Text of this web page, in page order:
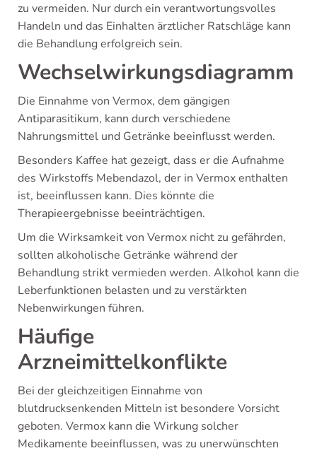
zu vermeiden. Nur durch ein verantwortungsvolles
Handeln und das Einhalten ärztlicher Ratschläge kann
die Behandlung erfolgreich sein.
Wechselwirkungsdiagramm
Die Einnahme von Vermox, dem gängigen
Antiparasitikum, kann durch verschiedene
Nahrungsmittel und Getränke beeinflusst werden.
Besonders Kaffee hat gezeigt, dass er die Aufnahme
des Wirkstoffs Mebendazol, der in Vermox enthalten
ist, beeinflussen kann. Dies könnte die
Therapieergebnisse beeinträchtigen.
Um die Wirksamkeit von Vermox nicht zu gefährden,
sollten alkoholische Getränke während der
Behandlung strikt vermieden werden. Alkohol kann die
Leberfunktionen belasten und zu verstärkten
Nebenwirkungen führen.
Häufige
Arzneimittelkonflikte
Bei der gleichzeitigen Einnahme von
blutdrucksenkenden Mitteln ist besondere Vorsicht
geboten. Vermox kann die Wirkung solcher
Medikamente beeinflussen, was zu unerwünschten